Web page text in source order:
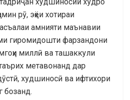
рӯ, эҳёи хотираи
амнияти маънавии
гиромидошти фарзандони
миллӣ ва ташаккули
метавонанд дар
худшиносӣ ва ифтихори
бозанд.